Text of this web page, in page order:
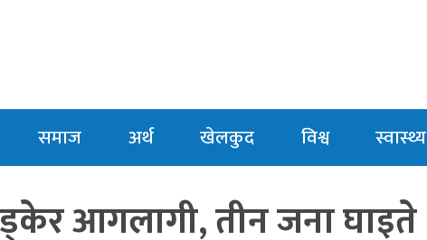
समाज अर्थ खेलकुद विश्व स्वास्थ्य
आगलागी, तीन जना घाइते